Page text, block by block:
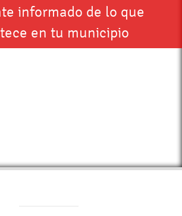
informado de lo que
en tu municipio